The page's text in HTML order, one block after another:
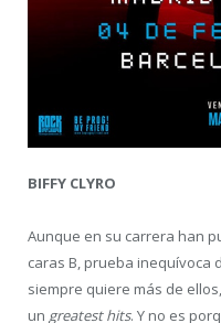
BIFFY CLYRO
Aunque en su carrera han
caras B, prueba inequívoca
siempre quiere más de ellos,
un greatest hits. Y no es